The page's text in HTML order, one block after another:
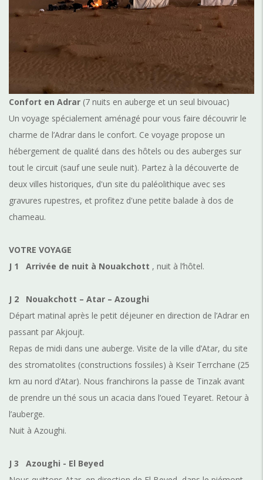
Confort en Adrar (7 nuits en auberge et un seul bivouac)
Un voyage spécialement aménagé pour vous faire découvrir le
charme de l’Adrar dans le confort. Ce voyage propose un
hébergement de qualité dans des hôtels ou des auberges sur
tout le circuit (sauf une seule nuit). Partez à la découverte de
deux villes historiques, d'un site du paléolithique avec ses
gravures rupestres, et profitez d'une petite balade à dos de
chameau.
VOTRE VOYAGE
J 1
Arrivée de nuit à Nouakchott , nuit à l’hôtel.
J 2 Nouakchott – Atar – Azoughi
Départ matinal après le petit déjeuner en direction de l’Adrar en
passant par Akjoujt.
Repas de midi dans une auberge. Visite de la ville d’Atar, du site
des stromatolites (constructions fossiles) à Kseir Terrchane (25
km au nord d’Atar). Nous franchirons la passe de Tinzak avant
de prendre un thé sous un acacia dans l’oued Teyaret. Retour à
l’auberge.
Nuit à Azoughi.
J 3 Azoughi - El Beyed